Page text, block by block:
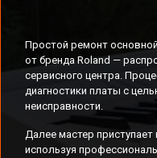
Простой ремонт
от бренда Roland —
сервисного центра.
диагностики платы с
неисправности.
Далее мастер
используя